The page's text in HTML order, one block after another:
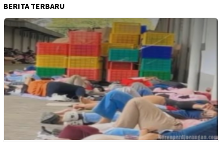
BERITA TERBARU